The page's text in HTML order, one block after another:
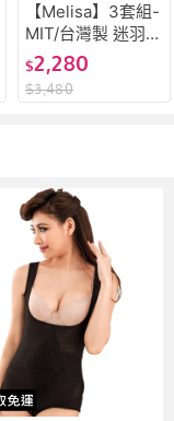
【Melisa】3套組-
MIT/台灣製 迷羽之
典 大罩杯 涼感舒
適 集中包覆 穩定
支撐 CDEF杯 內衣
$2,280
$3,480